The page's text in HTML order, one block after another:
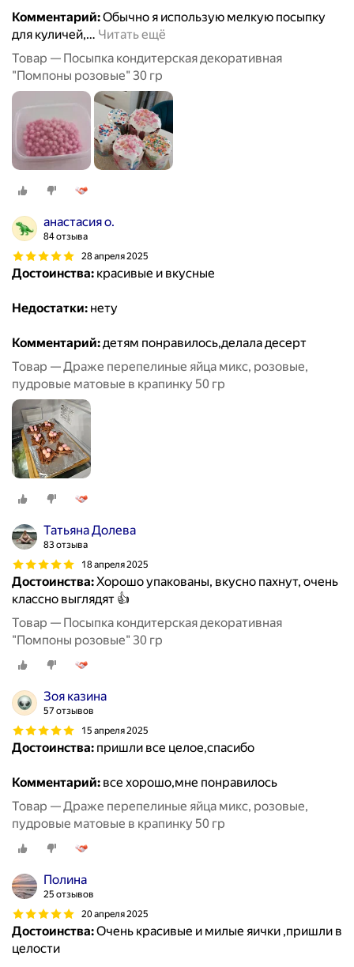
Комментарий:Обычно я использую мелкую посыпку
для куличей,… Читать ещё
Товар — Посыпка кондитерская декоративная
"Помпоны розовые" 30 гр
анастасия о.
84 отзыва
28 апреля 2025
Достоинства: красивые и вкусные
Недостатки: нету
Комментарий:детям понравилось,делала десерт
Товар — Драже перепелиные яйца микс, розовые,
пудровые матовые в крапинку 50 гр
Татьяна Долева
83 отзыва
18 апреля 2025
Достоинства:Хорошо упакованы, вкусно пахнут, очень
классно выглядят 👍
Товар — Посыпка кондитерская декоративная
"Помпоны розовые" 30 гр
Зоя казина
57 отзывов
15 апреля 2025
Достоинства: пришли все целое,спасибо
Комментарий: все хорошо,мне понравилось
Товар — Драже перепелиные яйца микс, розовые,
пудровые матовые в крапинку 50 гр
Полина
25 отзывов
20 апреля 2025
Достоинства:Очень красивые и милые яички ,пришли в
целости